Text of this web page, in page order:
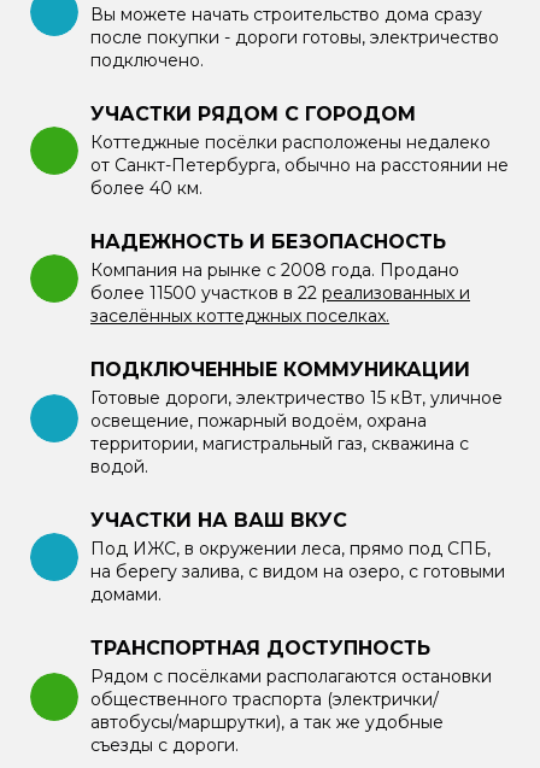
Вы можете начать строительство дома сразу
после покупки - дороги готовы, электричество
подключено.
УЧАСТКИ РЯДОМ С ГОРОДОМ
Коттеджные посёлки расположены недалеко
от Санкт-Петербурга, обычно на расстоянии не
более 40 км.
НАДЕЖНОСТЬ И БЕЗОПАСНОСТЬ
Компания на рынке с 2008 года. Продано
более 11500 участков в 22 реализованных и
заселённых коттеджных поселках.
ПОДКЛЮЧЕННЫЕ КОММУНИКАЦИИ
Готовые дороги, электричество 15 кВт, уличное
освещение, пожарный водоём, охрана
территории, магистральный газ, скважина с
водой.
УЧАСТКИ НА ВАШ ВКУС
Под ИЖС, в окружении леса, прямо под СПБ,
на берегу залива, с видом на озеро, с готовыми
домами.
ТРАНСПОРТНАЯ ДОСТУПНОСТЬ
Рядом с посёлками располагаются остановки
общественного траспорта (электрички/
автобусы/маршрутки), а так же удобные
съезды с дороги.